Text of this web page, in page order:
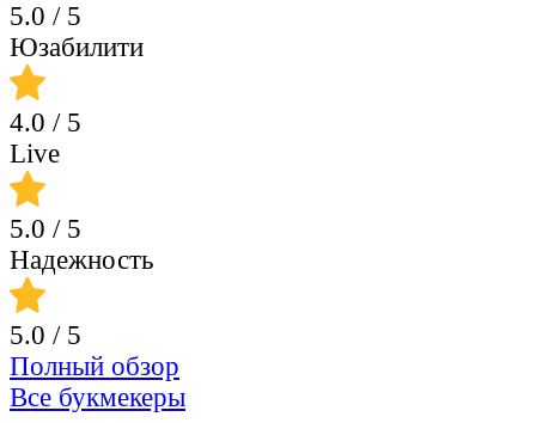
5.0 / 5
Юзабилити
4.0 / 5
Live
5.0 / 5
Надежность
5.0 / 5
Полный обзор
Все букмекеры